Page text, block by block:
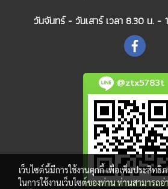
วันจันทร์ - วันเสาร์ เวลา 8.30 น. -
@ztx5783t
เว็บไซต์นี้มีการใช้งานคุกกี้ เพื่อเพิ่มประสิท
ในการใช้งานเว็บไซต์ของท่าน ท่านสามารถอ่